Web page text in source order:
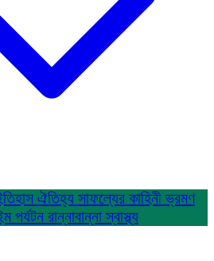
ঐতিহ্য সাফল্যের কাহিনীভ্রমণ
পর্যটন রান্নাবান্নাস্বাস্থ্য